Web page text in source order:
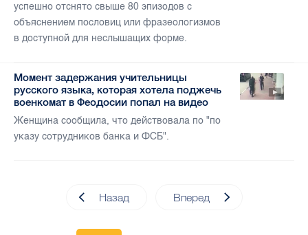
успешно отснято свыше 80 эпизодов с
объяснением пословиц или фразеологизмов
в доступной для неслышащих форме.
Момент задержания учительницы
русского языка, которая хотела поджечь
военкомат в Феодосии попал на видео
Женщина сообщила, что действовала по "по
указу сотрудников банка и ФСБ".
Назад Вперед